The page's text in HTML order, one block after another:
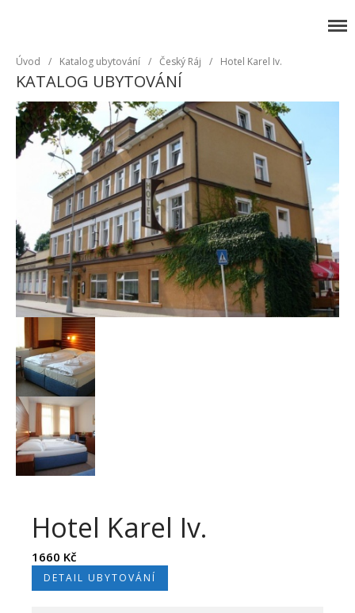
Czech Paradise
Tschechische Paradies
Tipy na výlet
Cyklo výlet
Turistika
Ubytování a služby
Zajímavá místa
Úvod
/ Katalog ubytování / Český Ráj / Hotel Karel Iv.
KATALOG UBYTOVÁNÍ
Hotel Karel Iv.
1660 Kč
DETAIL UBYTOVÁNÍ